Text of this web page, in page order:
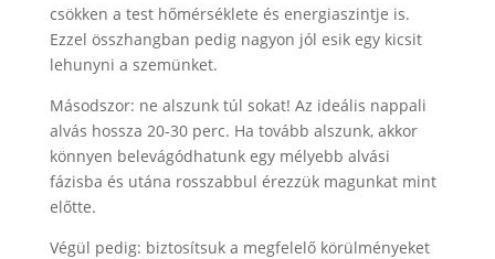
csökken a test hőmérséklete és energiaszintje is.
Ezzel összhangban pedig nagyon jól esik egy kicsit
lehunyni a szemünket.
Másodszor: ne alszunk túl sokat! Az ideális nappali
alvás hossza 20-30 perc. Ha tovább alszunk, akkor
könnyen belevágódhatunk egy mélyebb alvási
fázisba és utána rosszabbul érezzük magunkat mint
előtte.
Végül pedig: biztosítsuk a megfelelő körülményeket